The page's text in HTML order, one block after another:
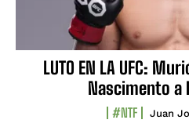
LUTO EN LA UFC:
Nascimento a
#NTF Juan